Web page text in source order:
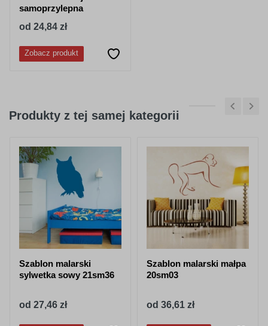
samoprzylepna
od 24,84 zł
Zobacz produkt
Produkty z tej samej kategorii
Szablon malarski
sylwetka sowy 21sm36
od 27,46 zł
Szablon malarski małpa
20sm03
od 36,61 zł